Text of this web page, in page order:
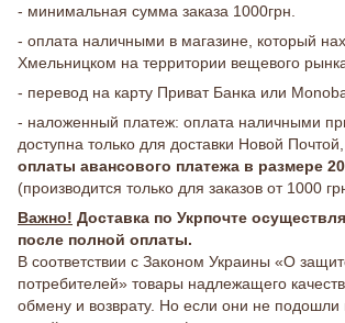
- минимальная сумма заказа 1000грн.
- оплата наличными в магазине, который
Хмельницком на территории вещевого
- перевод на карту Приват Банка или
- наложенный платеж: оплата наличными
доступна только для доставки Новой Почтой,
оплаты авансового платежа в размере
(производится только для заказов от 1000
Важно! Доставка по Укрпочте
после полной оплаты.
В соответствии с Законом Украины «О
потребителей» товары надлежащего
обмену и возврату. Но если они не подошли